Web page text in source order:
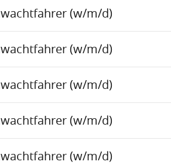
(w/m/d)
(w/m/d)
(w/m/d)
(w/m/d)
(w/m/d)